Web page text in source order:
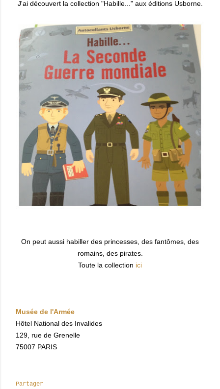
J'ai découvert la collection "Habille..." aux éditions Usborne.
On peut aussi habiller des princesses, des fantômes, des
romains, des pirates.
Toute la collection ici
Musée de l'Armée
Hôtel National des Invalides
129, rue de Grenelle
75007 PARIS
Partager